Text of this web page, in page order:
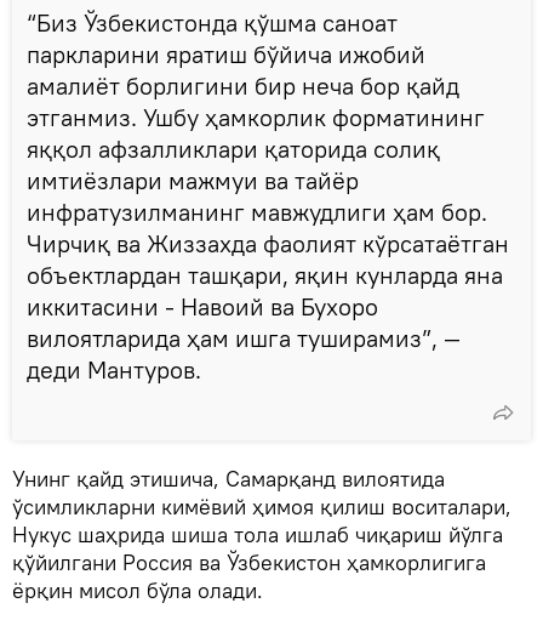
“Биз Ўзбекистонда қўшма саноат
паркларини яратиш бўйича ижобий
амалиёт борлигини бир неча бор қайд
этганмиз. Ушбу ҳамкорлик форматининг
яққол афзалликлари қаторида солиқ
имтиёзлари мажмуи ва тайёр
инфратузилманинг мавжудлиги ҳам бор.
Чирчиқ ва Жиззахда фаолият кўрсатаётган
объектлардан ташқари, яқин кунларда яна
иккитасини - Навоий ва Бухоро
вилоятларида ҳам ишга туширамиз”, —
деди Мантуров.
Унинг қайд этишича, Самарқанд вилоятида
ўсимликларни кимёвий ҳимоя қилиш воситалари,
Нукус шаҳрида шиша тола ишлаб чиқариш йўлга
қўйилгани Россия ва Ўзбекистон ҳамкорлигига
ёрқин мисол бўла олади.